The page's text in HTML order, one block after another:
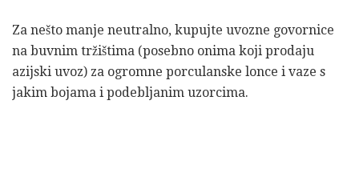
Za nešto manje neutralno, kupujte uvozne govornice
na buvnim tržištima (posebno onima koji prodaju
azijski uvoz) za ogromne porculanske lonce i vaze s
jakim bojama i podebljanim uzorcima.